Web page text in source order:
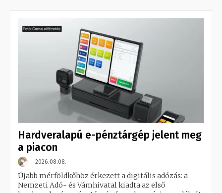
Hardveralapú e-pénztárgép jelent meg
a piacon
2026.08.08.
Újabb mérföldkőhöz érkezett a digitális adózás: a
Nemzeti Adó- és Vámhivatal kiadta az első